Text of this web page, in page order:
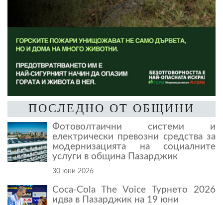
ПОСЛЕДНО ОТ ОБЩИНИ
Фотоволтаични системи и
електрически превозни средства за
модернизацията на социалните
услуги в община Пазарджик
30 юни 2026
Coca-Cola The Voice Турнето 2026
идва в Пазарджик на 19 юни